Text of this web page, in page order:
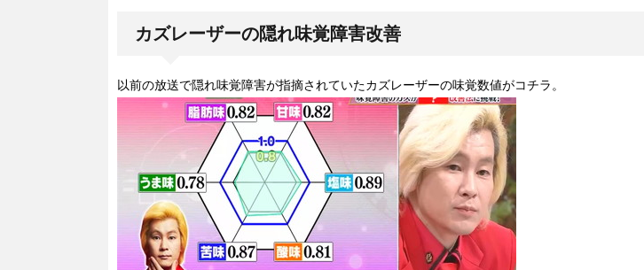
カズレーザーの隠れ味覚障害改善
以前の放送で隠れ味覚障害が指摘されていたカズレーザーの味覚数値がコチラ。